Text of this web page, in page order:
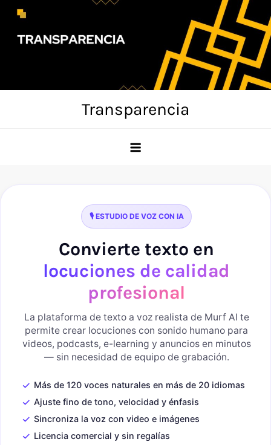
Skip
content
Transparencia
🎙️ ESTUDIO DE VOZ CON IA
Convierte texto en
locuciones de calidad
profesional
La plataforma de texto a voz realista de Murf AI te
permite crear locuciones con sonido humano para
videos, podcasts, e-learning y anuncios en minutos
— sin necesidad de equipo de grabación.
✓ Más de 120 voces naturales en más de 20 idiomas
✓ Ajuste fino de tono, velocidad y énfasis
✓ Sincroniza la voz con video e imágenes
✓ Licencia comercial y sin regalías